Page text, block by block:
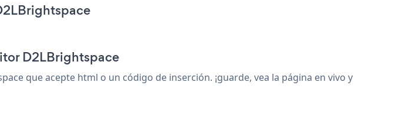
D2LBrightspace
que acepte html o un código de inserción. ¡guarde, vea la página en vivo y